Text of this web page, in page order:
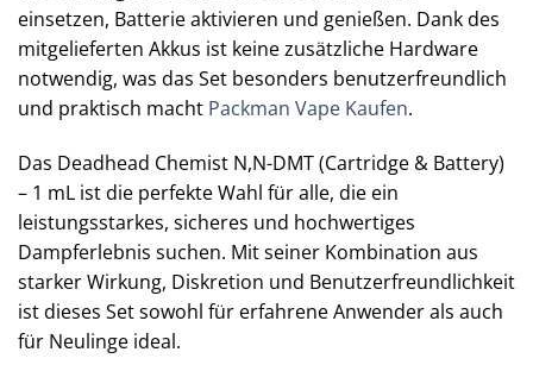
einsetzen, Batterie aktivieren und genießen. Dank des
mitgelieferten Akkus ist keine zusätzliche Hardware
notwendig, was das Set besonders benutzerfreundlich
und praktisch macht Packman Vape Kaufen.
Das Deadhead Chemist N,N-DMT (Cartridge & Battery)
– 1 mL ist die perfekte Wahl für alle, die ein
leistungsstarkes, sicheres und hochwertiges
Dampferlebnis suchen. Mit seiner Kombination aus
starker Wirkung, Diskretion und Benutzerfreundlichkeit
ist dieses Set sowohl für erfahrene Anwender als auch
für Neulinge ideal.